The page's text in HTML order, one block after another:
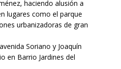
haciendo alusión a
lugares como el parque
urbanizadoras de gran
Soriano y Joaquín
en Barrio Jardines del